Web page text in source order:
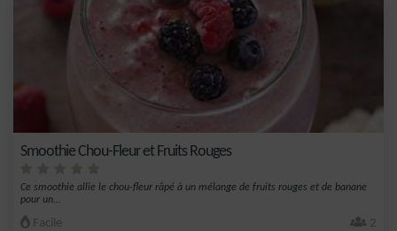
Smoothie Chou-Fleur et Fruits Rouges
Ce smoothie allie le chou-fleur râpé à un mélange de fruits rouges et de banane
pour un...
Facile 2